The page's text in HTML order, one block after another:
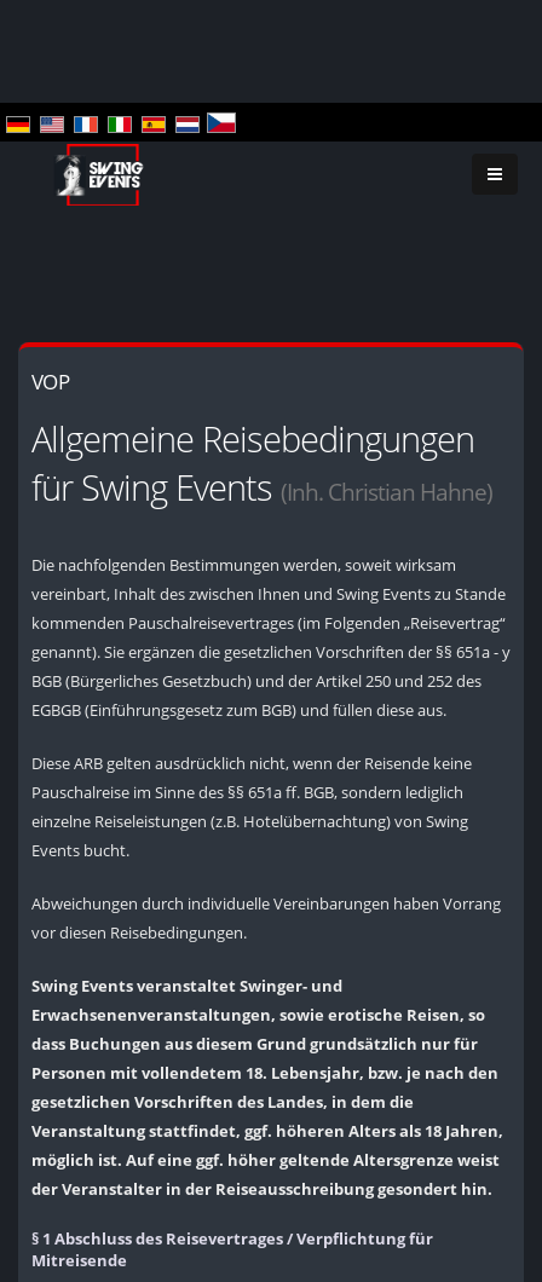
VOP
Allgemeine Reisebedingungen
für Swing Events (Inh. Christian Hahne)
Die nachfolgenden Bestimmungen werden, soweit wirksam
vereinbart, Inhalt des zwischen Ihnen und Swing Events zu Stande
kommenden Pauschalreisevertrages (im Folgenden „Reisevertrag“
genannt). Sie ergänzen die gesetzlichen Vorschriften der §§ 651a - y
BGB (Bürgerliches Gesetzbuch) und der Artikel 250 und 252 des
EGBGB (Einführungsgesetz zum BGB) und füllen diese aus.
Diese ARB gelten ausdrücklich nicht, wenn der Reisende keine
Pauschalreise im Sinne des §§ 651a ff. BGB, sondern lediglich
einzelne Reiseleistungen (z.B. Hotelübernachtung) von Swing
Events bucht.
Abweichungen durch individuelle Vereinbarungen haben Vorrang
vor diesen Reisebedingungen.
Swing Events veranstaltet Swinger- und
Erwachsenenveranstaltungen, sowie erotische Reisen, so
dass Buchungen aus diesem Grund grundsätzlich nur für
Personen mit vollendetem 18. Lebensjahr, bzw. je nach den
gesetzlichen Vorschriften des Landes, in dem die
Veranstaltung stattfindet, ggf. höheren Alters als 18 Jahren,
möglich ist. Auf eine ggf. höher geltende Altersgrenze weist
der Veranstalter in der Reiseausschreibung gesondert hin.
§ 1 Abschluss des Reisevertrages / Verpflichtung für
Mitreisende